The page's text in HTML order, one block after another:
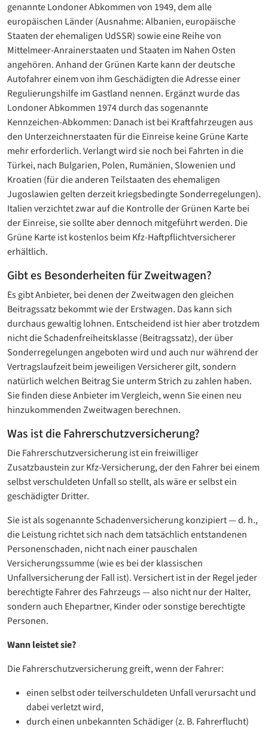
genannte Londoner Abkommen von 1949, dem alle
europäischen Länder (Ausnahme: Albanien, europäische
Staaten der ehemaligen UdSSR) sowie eine Reihe von
Mittelmeer-Anrainerstaaten und Staaten im Nahen Osten
angehören. Anhand der Grünen Karte kann der deutsche
Autofahrer einem von ihm Geschädigten die Adresse einer
Regulierungshilfe im Gastland nennen. Ergänzt wurde das
Londoner Abkommen 1974 durch das sogenannte
Kennzeichen-Abkommen: Danach ist bei Kraftfahrzeugen aus
den Unterzeichnerstaaten für die Einreise keine Grüne Karte
mehr erforderlich. Verlangt wird sie noch bei Fahrten in die
Türkei, nach Bulgarien, Polen, Rumänien, Slowenien und
Kroatien (für die anderen Teilstaaten des ehemaligen
Jugoslawien gelten derzeit kriegsbedingte Sonderregelungen).
Italien verzichtet zwar auf die Kontrolle der Grünen Karte bei
der Einreise, sie sollte aber dennoch mitgeführt werden. Die
Grüne Karte ist kostenlos beim Kfz-Haftpflichtversicherer
erhältlich.
Gibt es Besonderheiten für Zweitwagen?
Es gibt Anbieter, bei denen der Zweitwagen den gleichen
Beitragssatz bekommt wie der Erstwagen. Das kann sich
durchaus gewaltig lohnen. Entscheidend ist hier aber trotzdem
nicht die Schadenfreiheitsklasse (Beitragssatz), der über
Sonderregelungen angeboten wird und auch nur während der
Vertragslaufzeit beim jeweiligen Versicherer gilt, sondern
natürlich welchen Beitrag Sie unterm Strich zu zahlen haben.
Sie finden diese Anbieter im Vergleich, wenn Sie einen neu
hinzukommenden Zweitwagen berechnen.
Was ist die Fahrerschutzversicherung?
Die Fahrerschutzversicherung ist ein freiwilliger
Zusatzbaustein zur Kfz-Versicherung, der den Fahrer bei einem
selbst verschuldeten Unfall so stellt, als wäre er selbst ein
geschädigter Dritter.
Sie ist als sogenannte Schadenversicherung konzipiert — d. h.,
die Leistung richtet sich nach dem tatsächlich entstandenen
Personenschaden, nicht nach einer pauschalen
Versicherungssumme (wie es bei der klassischen
Unfallversicherung der Fall ist). Versichert ist in der Regel jeder
berechtigte Fahrer des Fahrzeugs — also nicht nur der Halter,
sondern auch Ehepartner, Kinder oder sonstige berechtigte
Personen.
Wann leistet sie?
Die Fahrerschutzversicherung greift, wenn der Fahrer:
einen selbst oder teilverschuldeten Unfall verursacht und
dabei verletzt wird,
durch einen unbekannten Schädiger (z. B. Fahrerflucht)